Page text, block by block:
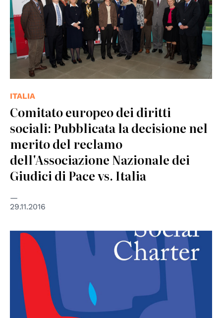
ITALIA
Comitato europeo dei diritti
sociali: Pubblicata la decisione nel
merito del reclamo
dell'Associazione Nazionale dei
Giudici di Pace vs. Italia
29.11.2016
© Consiglio d'Europa